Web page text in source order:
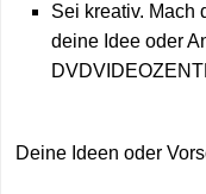
Sei kreativ. Mach
deine Idee oder
Deine Ideen oder